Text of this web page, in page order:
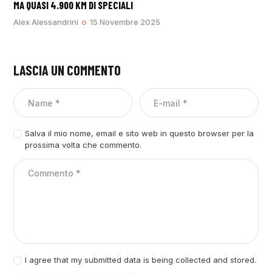
MA QUASI 4.900 KM DI SPECIALI
Alex Alessandrini 15 Novembre 2025
LASCIA UN COMMENTO
Salva il mio nome, email e sito web in questo browser per la
prossima volta che commento.
I agree that my submitted data is being collected and stored.